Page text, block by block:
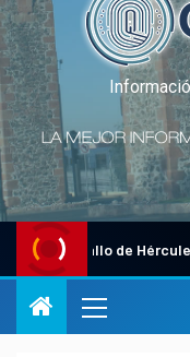
Gallo de Hércules